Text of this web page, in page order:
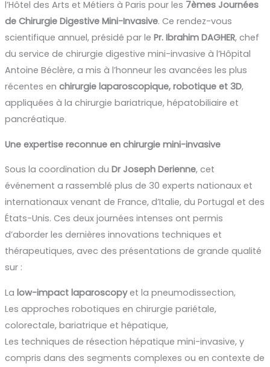
l’Hôtel des Arts et Métiers à Paris pour les 7èmes Journées
de Chirurgie Digestive Mini-Invasive. Ce rendez-vous
scientifique annuel, présidé par le Pr. Ibrahim DAGHER, chef
du service de chirurgie digestive mini-invasive à l’Hôpital
Antoine Béclère, a mis à l’honneur les avancées les plus
récentes en chirurgie laparoscopique, robotique et 3D,
appliquées à la chirurgie bariatrique, hépatobiliaire et
pancréatique.
Une expertise reconnue en chirurgie mini-invasive
Sous la coordination du Dr Joseph Derienne, cet
événement a rassemblé plus de 30 experts nationaux et
internationaux venant de France, d’Italie, du Portugal et des
États-Unis. Ces deux journées intenses ont permis
d’aborder les dernières innovations techniques et
thérapeutiques, avec des présentations de grande qualité
sur :
La low-impact laparoscopyet la pneumodissection,
Les approches robotiques en chirurgie pariétale,
colorectale, bariatrique et hépatique,
Les techniques de résection hépatique mini-invasive, y
compris dans des segments complexes ou en contexte de